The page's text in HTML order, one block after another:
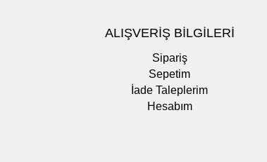
ALIŞVERİŞ BİLGİLERİ
Sipariş
Sepetim
İade Taleplerim
Hesabım